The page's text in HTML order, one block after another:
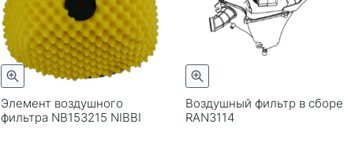
Элемент воздушного
фильтра NB153215 NIBBI
Воздушный фильтр в сборе
RAN3114